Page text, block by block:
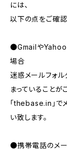
には、
以下の点をご確認
●GmailやYahoo!
場合
迷惑メールフォ
まっていることが
「thebase.in」で
い致します。
●携帯電話のメー